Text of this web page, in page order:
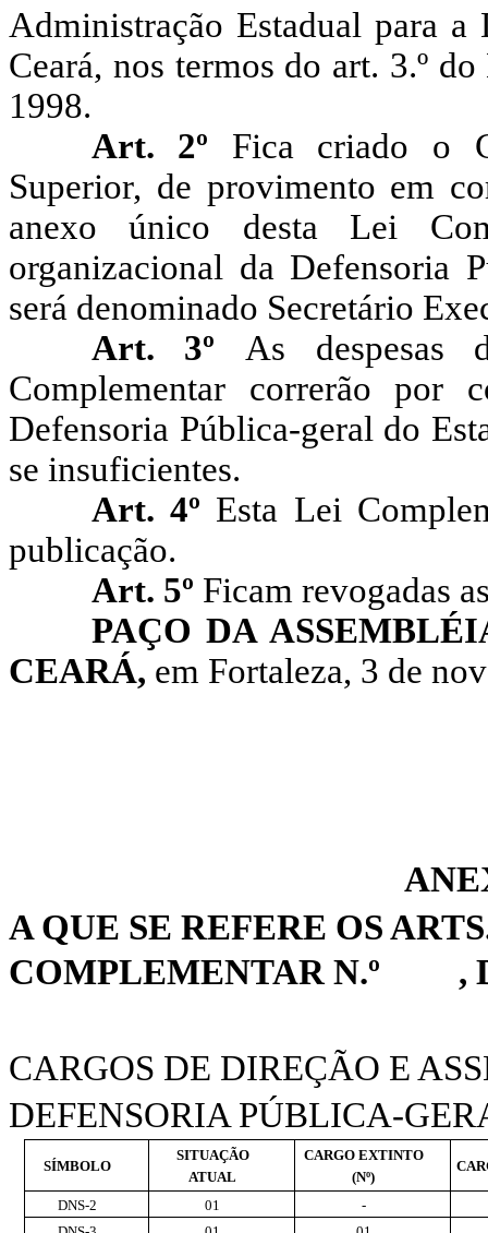
Administração Estadual para
Ceará, nos termos do art. 3.º
1998.
Art. 2º Fica criado o
Superior, de provimento em
anexo único desta Lei
organizacional da Defensoria
será denominado Secretário
Art. 3º As despesas
Complementar correrão por
Defensoria Pública-geral do
se insuficientes.
Art. 4º Esta Lei
publicação.
Art. 5º Ficam revogadas
PAÇO DA
CEARÁ, em Fortaleza, 3 de
A QUE SE REFERE OS
COMPLEMENTAR N.º
,
CARGOS DE DIREÇÃO E
DEFENSORIA PÚBLICA-
SÍMBOLO
SITUAÇÃO
ATUAL
CARGO EXTINTO
(Nº)
DNS-2 01
-